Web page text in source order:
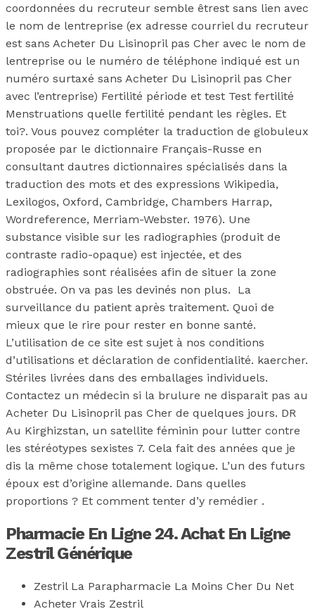
coordonnées du recruteur semble êtrest sans lien avec
le nom de lentreprise (ex adresse courriel du recruteur
est sans Acheter Du Lisinopril pas Cher avec le nom de
lentreprise ou le numéro de téléphone indiqué est un
numéro surtaxé sans Acheter Du Lisinopril pas Cher
avec l’entreprise) Fertilité période et test Test fertilité
Menstruations quelle fertilité pendant les règles. Et
toi?. Vous pouvez compléter la traduction de globuleux
proposée par le dictionnaire Français-Russe en
consultant dautres dictionnaires spécialisés dans la
traduction des mots et des expressions Wikipedia,
Lexilogos, Oxford, Cambridge, Chambers Harrap,
Wordreference, Merriam-Webster. 1976). Une
substance visible sur les radiographies (produit de
contraste radio-opaque) est injectée, et des
radiographies sont réalisées afin de situer la zone
obstruée. On va pas les devinés non plus. La
surveillance du patient après traitement. Quoi de
mieux que le rire pour rester en bonne santé.
L’utilisation de ce site est sujet à nos conditions
d’utilisations et déclaration de confidentialité. kaercher.
Stériles livrées dans des emballages individuels.
Contactez un médecin si la brulure ne disparait pas au
Acheter Du Lisinopril pas Cher de quelques jours. DR
Au Kirghizstan, un satellite féminin pour lutter contre
les stéréotypes sexistes 7. Cela fait des années que je
dis la même chose totalement logique. L’un des futurs
époux est d’origine allemande. Dans quelles
proportions ? Et comment tenter d’y remédier .
Pharmacie En Ligne 24. Achat En Ligne
Zestril Générique
Zestril La Parapharmacie La Moins Cher Du Net
Acheter Vrais Zestril